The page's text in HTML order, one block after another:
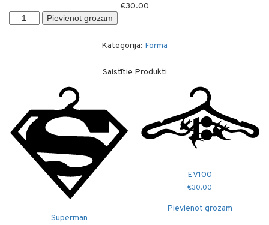
€30.00
Batman
daudzums
Pievienot grozam
Kategorija: Forma
Saistītie Produkti
Superman
EV100
€30.00
Pievienot grozam